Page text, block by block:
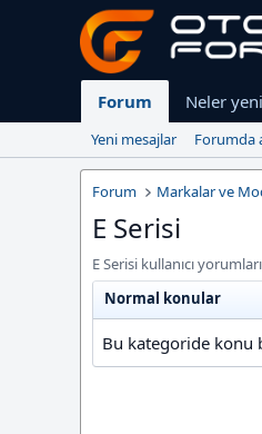
Forum Neler yeni
Yeni mesajlar Forumda
Forum Markalar ve
E Serisi
E Serisi kullanıcı
Normal konular
Bu kategoride konu